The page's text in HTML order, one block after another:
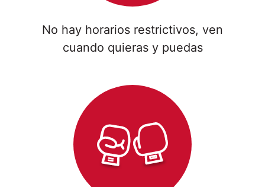
No hay horarios restrictivos, ven
cuando quieras y puedas